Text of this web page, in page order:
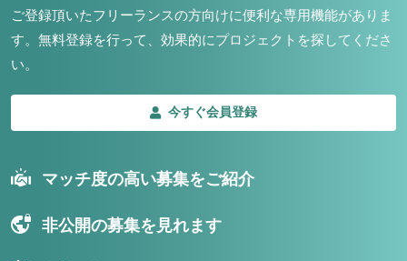
ご登録頂いたフリーランスの方向けに便利な専用機能がありま
す。 無料登録を行って、効果的にプロジェクトを探してくださ
い。
今すぐ会員登録
マッチ度の高い募集をご紹介
非公開の募集を見れます